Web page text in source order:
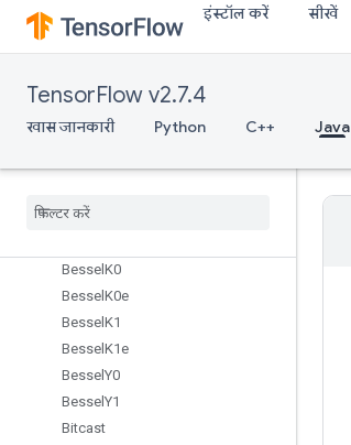
इंस्टॉल करें सीखें
TensorFlow v2.7.4
खास जानकारी Python C++ Java
Batch
BatchMatMulV2
BatchMatMulV3
BatchToSpaceNd
Bessel
Bessel K0
Bessel K0e
Bessel K1
Bessel K1e
Bessel Y0
Bessel Y1
Bitcast